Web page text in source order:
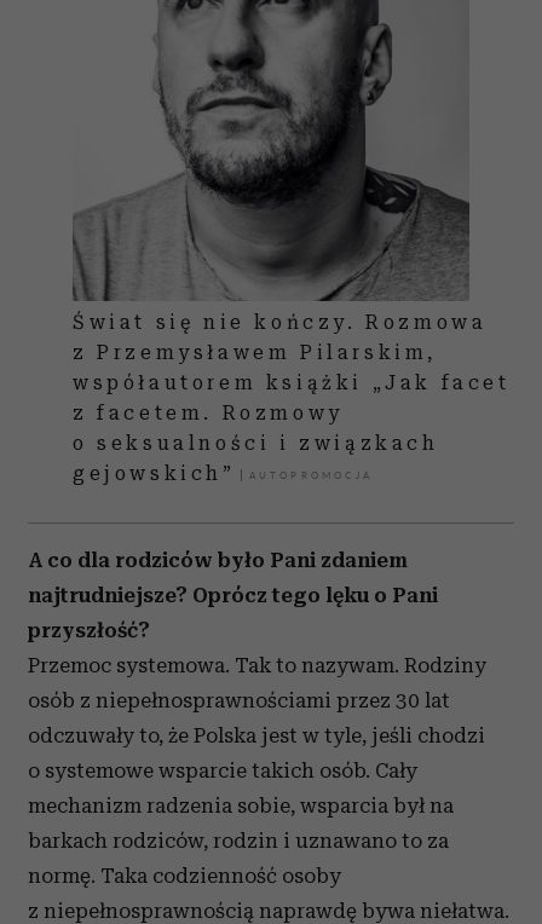
Świat się nie kończy. Rozmowa
z Przemysławem Pilarskim,
współautorem książki „Jak facet
z facetem. Rozmowy
o seksualności i związkach
gejowskich”
A co dla rodziców było Pani zdaniem
najtrudniejsze? Oprócz tego lęku o Pani
przyszłość?
Przemoc systemowa. Tak to nazywam. Rodziny
osób z niepełnosprawnościami przez 30 lat
odczuwały to, że Polska jest w tyle, jeśli chodzi
o systemowe wsparcie takich osób. Cały
mechanizm radzenia sobie, wsparcia był na
barkach rodziców, rodzin i uznawano to za
normę. Taka codzienność osoby
z niepełnosprawnością naprawdę bywa niełatwa.